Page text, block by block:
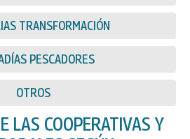
TRANSFORMACIÓN
PESCADORES
OTROS
LAS COOPERATIVAS Y